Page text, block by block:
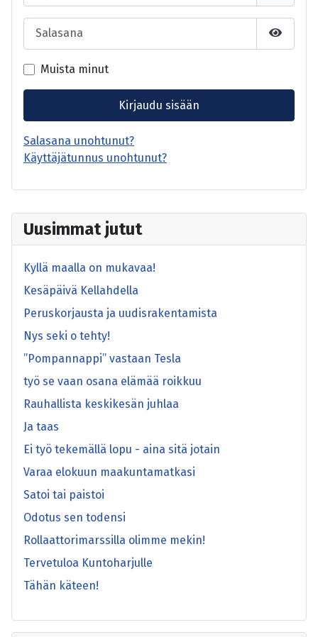
Uusimmat jutut
Kyllä maalla on mukavaa!
Kesäpäivä Kellahdella
Peruskorjausta ja uudisrakentamista
Nys seki o tehty!
”Pompannappi” vastaan Tesla
työ se vaan osana elämää roikkuu
Rauhallista keskikesän juhlaa
Ja taas
Ei työ tekemällä lopu - aina sitä jotain
Varaa elokuun maakuntamatkasi
Satoi tai paistoi
Odotus sen todensi
Rollaattorimarssilla olimme mekin!
Tervetuloa Kuntoharjulle
Tähän käteen!
Salasana
Näytä
Muista minut
Kirjaudu sisään
Salasana unohtunut?
Käyttäjätunnus unohtunut?